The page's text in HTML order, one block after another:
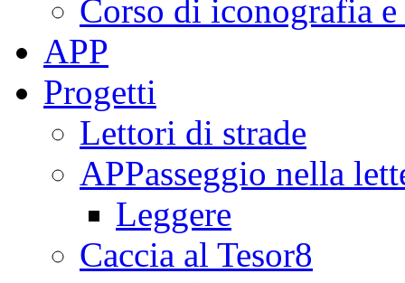
Corso di iconografia
APP
Progetti
Lettori di strade
APPasseggio nella
Leggere
Caccia al Tesor8